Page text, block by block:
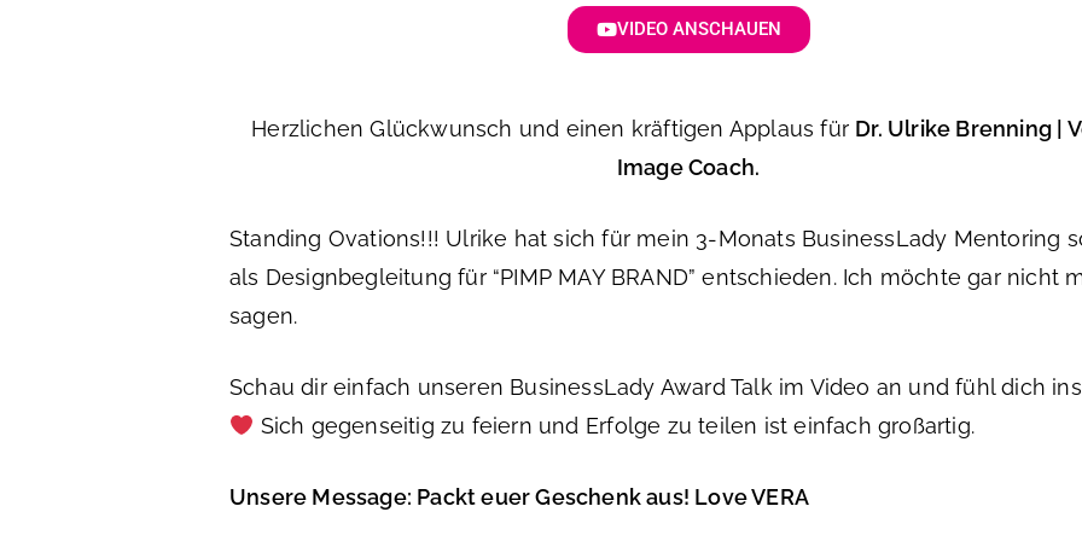
VIDEO ANSCHAUEN
Herzlichen Glückwunsch und einen kräftigen Applaus für Dr. Ulrike Brenning |
Image Coach.
Standing Ovations!!! Ulrike hat sich für mein 3-Monats BusinessLady Mentoring
als Designbegleitung für “PIMP MAY BRAND” entschieden. Ich möchte gar nicht
sagen.
Schau dir einfach unseren BusinessLady Award Talk im Video an und fühl dich
Sich gegenseitig zu feiern und Erfolge zu teilen ist einfach großartig.
Unsere Message: Packt euer Geschenk aus! Love VERA